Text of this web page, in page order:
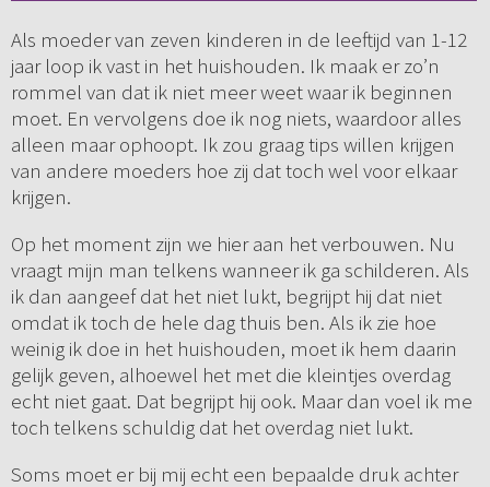
Als moeder van zeven kinderen in de leeftijd van 1-12
jaar loop ik vast in het huishouden. Ik maak er zo’n
rommel van dat ik niet meer weet waar ik beginnen
moet. En vervolgens doe ik nog niets, waardoor alles
alleen maar ophoopt. Ik zou graag tips willen krijgen
van andere moeders hoe zij dat toch wel voor elkaar
krijgen.
Op het moment zijn we hier aan het verbouwen. Nu
vraagt mijn man telkens wanneer ik ga schilderen. Als
ik dan aangeef dat het niet lukt, begrijpt hij dat niet
omdat ik toch de hele dag thuis ben. Als ik zie hoe
weinig ik doe in het huishouden, moet ik hem daarin
gelijk geven, alhoewel het met die kleintjes overdag
echt niet gaat. Dat begrijpt hij ook. Maar dan voel ik me
toch telkens schuldig dat het overdag niet lukt.
Soms moet er bij mij echt een bepaalde druk achter